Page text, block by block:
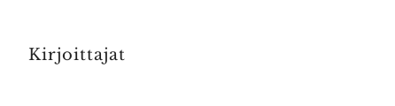
Kirjoittajat